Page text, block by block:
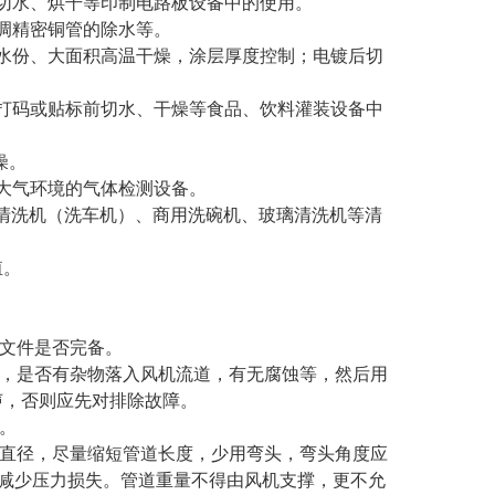
密铜管的除水等。
、大面积高温干燥，涂层厚度控制；电镀后切
或贴标前切水、干燥等食品、饮料灌装设备中
环境的气体检测设备。
洗机（洗车机）、商用洗碗机、玻璃清洗机等清
件是否完备。
是否有杂物落入风机流道，有无腐蚀等，然后用
否则应先对排除故障。
径，尽量缩短管道长度，少用弯头，弯头角度应
少压力损失。管道重量不得由风机支撑，更不允